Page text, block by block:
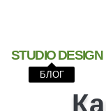
STUDIO DESIGN
БЛОГ